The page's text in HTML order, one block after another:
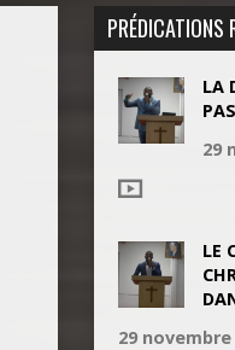
PRÉDICATIONS
LA
29
LE
29 novembre